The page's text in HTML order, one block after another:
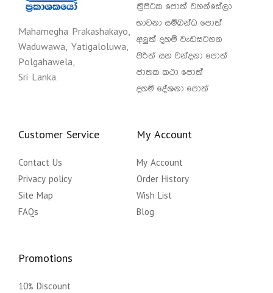
Mahamegha Prakashakayo,
Waduwawa, Yatigaloluwa,
Polgahawela,
Sri Lanka.
ත්‍රිපිටක පොත් වහන්සේලා
භාවනා සම්බන්ධ පොත්
අලුත් දහම් වැඩසටහන
පිරිත් සහ වන්දනා පොත්
ජාතක කථා පොත්
දහම් දේශනා පොත්
Customer Service
Contact Us
Privacy policy
Site Map
FAQs
My Account
My Account
Order History
Wish List
Blog
Promotions
10% Discount